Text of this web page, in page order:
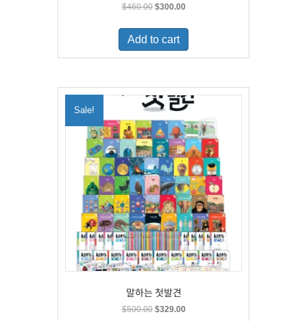
$460.00 Original
was:
$460.00.
$300.00Current
is:
Add to cart
Sale!
말하는 첫발견
$500.00 Original
$329.00Current